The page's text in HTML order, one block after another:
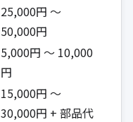
25,000円 ～
50,000円
5,000円 ～ 10,000
円
15,000円 ～
30,000円 + 部品代